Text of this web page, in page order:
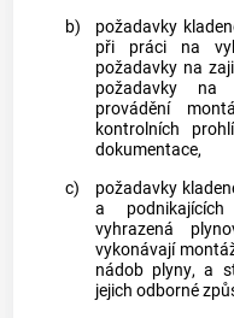
b)
požadavky
při práci na
požadavky na
požadavky na
provádění
kontrolních
dokumentace,
c)
požadavky
a
vyhrazená
vykonávají
nádob plyny, a
jejich odborné